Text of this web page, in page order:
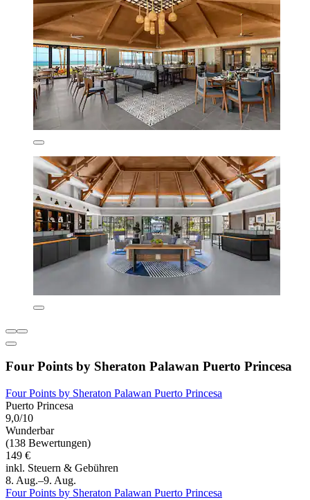
Four Points by Sheraton Palawan Puerto Princesa
Four Points by Sheraton Palawan Puerto Princesa
Puerto Princesa
9,0/10
Wunderbar
(138 Bewertungen)
149 €
inkl. Steuern & Gebühren
8. Aug.–9. Aug.
Four Points by Sheraton Palawan Puerto Princesa